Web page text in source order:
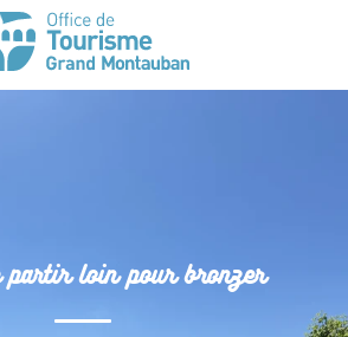
partir loin pour bronzer